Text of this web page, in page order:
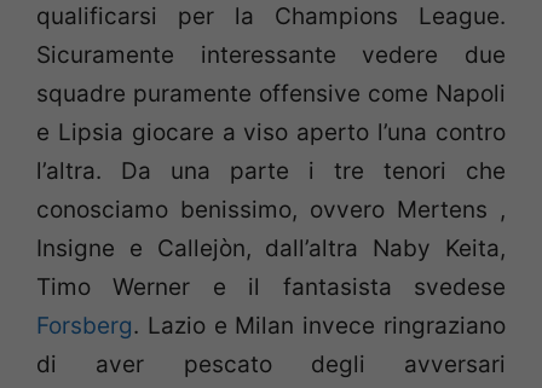
qualificarsi per la Champions League.
Sicuramente interessante vedere due
squadre puramente offensive come Napoli
e Lipsia giocare a viso aperto l’una contro
l’altra. Da una parte i tre tenori che
conosciamo benissimo, ovvero Mertens ,
Insigne e Callejòn, dall’altra Naby Keita,
Timo Werner e il fantasista svedese
Forsberg. Lazio e Milan invece ringraziano
di aver pescato degli avversari